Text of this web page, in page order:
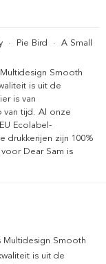
· Pie Bird · A Small
Smooth
is uit de
is van
van tijd. Al onze
Ecolabel-
drukkerijen zijn 100%
Dear Sam is
Smooth
is uit de